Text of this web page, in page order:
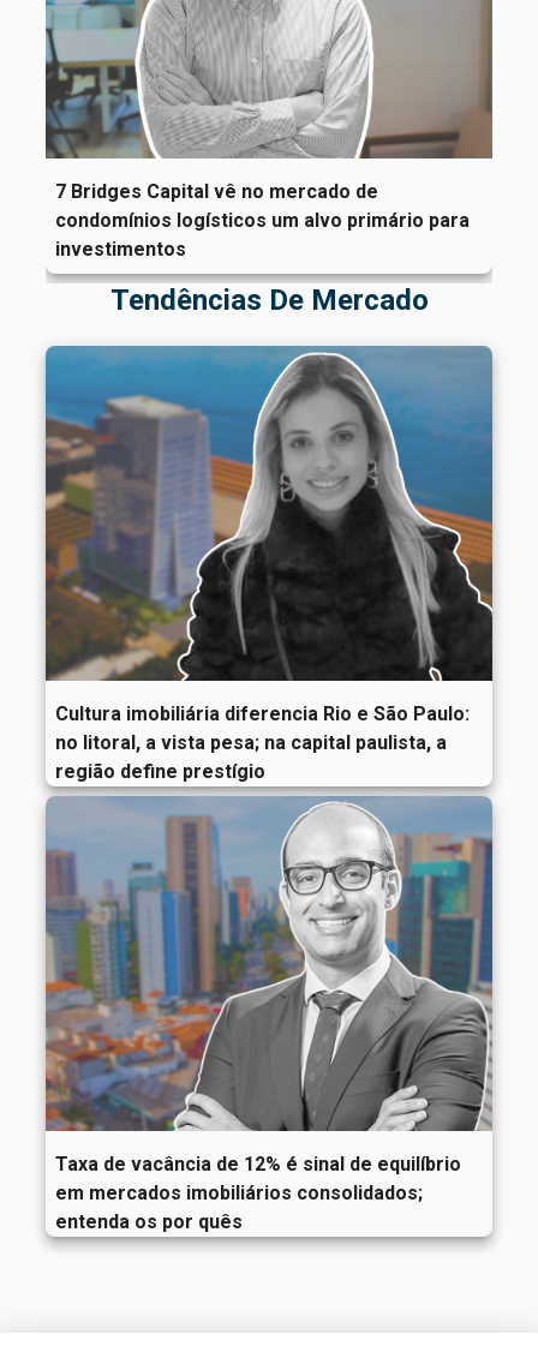
7 Bridges Capital vê no mercado de
condomínios logísticos um alvo primário para
investimentos
Tendências De Mercado
Cultura imobiliária diferencia Rio e São Paulo:
no litoral, a vista pesa; na capital paulista, a
região define prestígio
Taxa de vacância de 12% é sinal de equilíbrio
em mercados imobiliários consolidados;
entenda os por quês